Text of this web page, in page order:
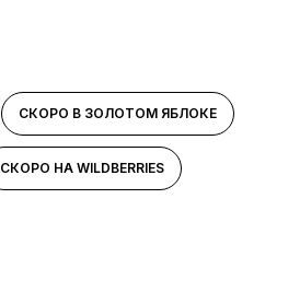
СКОРО В ЗОЛОТОМ ЯБЛОКЕ
СКОРО НА WILDBERRIES